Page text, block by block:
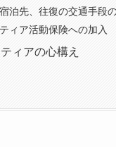
泊先、往復の交通手段
ィア活動保険への加入
ィアの心構え